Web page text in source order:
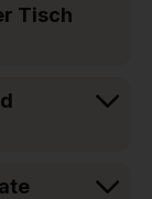
Tisch